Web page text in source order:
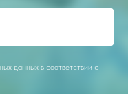
данных в соответствии с